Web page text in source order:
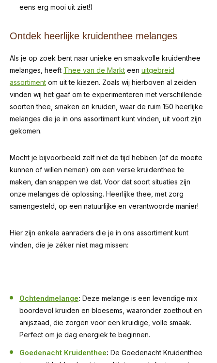
eens erg mooi uit ziet!)
Ontdek heerlijke kruidenthee melanges
Als je op zoek bent naar unieke en smaakvolle kruidenthee
melanges, heeft Thee van de Markt een uitgebreid
assortiment om uit te kiezen. Zoals wij hierboven al zeiden
vinden wij het gaaf om te experimenteren met verschillende
soorten thee, smaken en kruiden, waar de ruim 150 heerlijke
melanges die je in ons assortiment kunt vinden, uit voort zijn
gekomen.
Mocht je bijvoorbeeld zelf niet de tijd hebben (of de moeite
kunnen of willen nemen) om een verse kruidenthee te
maken, dan snappen we dat. Voor dat soort situaties zijn
onze melanges dè oplossing. Heerlijke thee, met zorg
samengesteld, op een natuurlijke en verantwoorde manier!
Hier zijn enkele aanraders die je in ons assortiment kunt
vinden, die je zéker niet mag missen:
Ochtendmelange: Deze melange is een levendige mix
boordevol kruiden en bloesems, waaronder zoethout en
anijszaad, die zorgen voor een kruidige, volle smaak.
Perfect om je dag energiek te beginnen.
Goedenacht Kruidenthee: De Goedenacht Kruidenthee